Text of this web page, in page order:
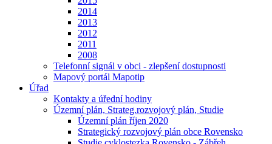
2014
2013
2012
2011
2008
Telefonní signál v obci - zlepšení dostupnosti
Mapový portál Mapotip
Úřad
Kontakty a úřední hodiny
Územní plán, Strateg.rozvojový plán, Studie
Územní plán říjen 2020
Strategický rozvojový plán obce Rovensko